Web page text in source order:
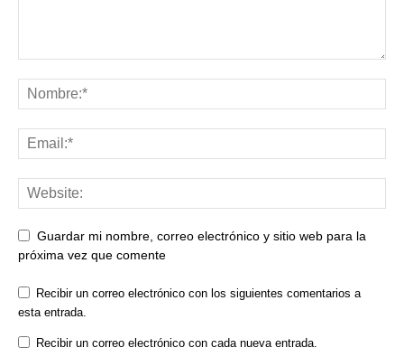
Guardar mi nombre, correo electrónico y sitio web para la
próxima vez que comente
Recibir un correo electrónico con los siguientes comentarios a
esta entrada.
Recibir un correo electrónico con cada nueva entrada.